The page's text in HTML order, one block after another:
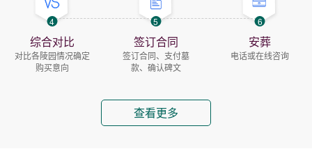
4
综合对比
对比各陵园情况确定
购买意向
5
签订合同
签订合同、支付墓
款、确认碑文
6
安葬
电话或在线咨询
查看更多